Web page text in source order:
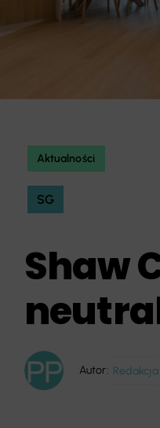
Aktualności
SG
Shaw
Autor: Redakcja